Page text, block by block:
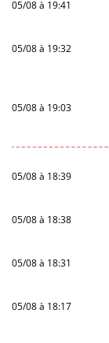
05/08 à 19:41
05/08 à 19:32
05/08 à 19:03
05/08 à 18:39
05/08 à 18:38
05/08 à 18:31
05/08 à 18:17